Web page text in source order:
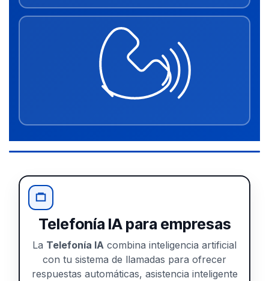
Telefonía IA para empresas
La Telefonía IA combina inteligencia artificial
con tu sistema de llamadas para ofrecer
respuestas automáticas, asistencia inteligente